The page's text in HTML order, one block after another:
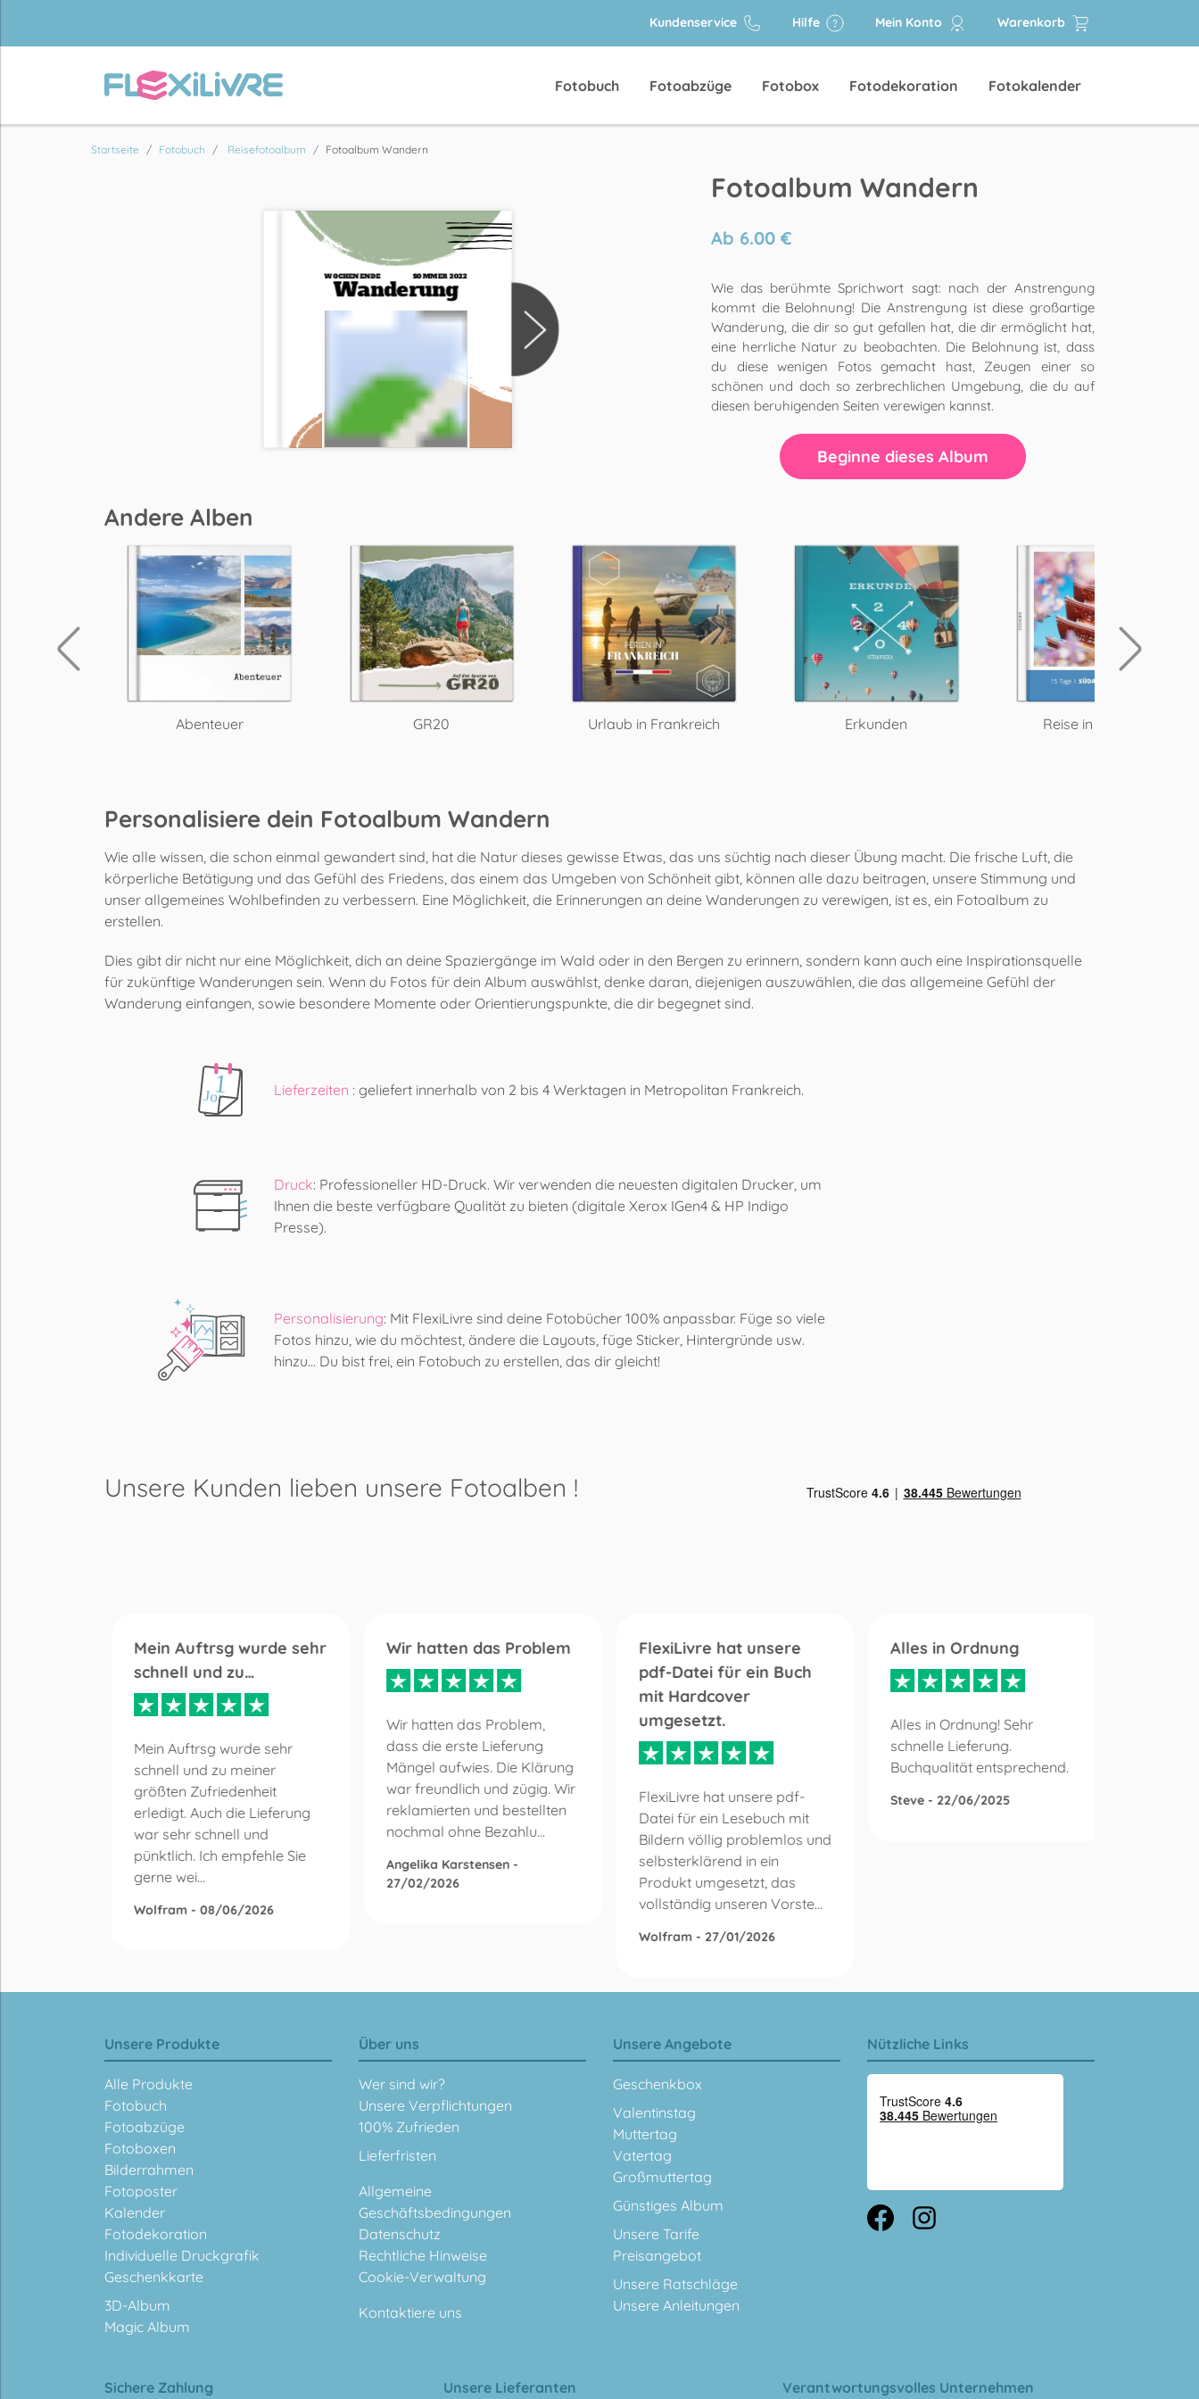
Kundenservice Hilfe Mein Konto Warenkorb
Fotobuch Fotoabzüge Fotobox Fotodekoration Fotokalender
Startseite Fotobuch Reisefotoalbum Fotoalbum Wandern
Fotoalbum Wandern
Ab 6.00 €
Wie das berühmte Sprichwort sagt: nach der Anstrengung
kommt die Belohnung! Die Anstrengung ist diese großartige
Wanderung, die dir so gut gefallen hat, die dir ermöglicht hat,
eine herrliche Natur zu beobachten. Die Belohnung ist, dass
du diese wenigen Fotos gemacht hast, Zeugen einer so
schönen und doch so zerbrechlichen Umgebung, die du auf
diesen beruhigenden Seiten verewigen kannst.
Beginne dieses Album
Andere Alben
Abenteuer GR20 Urlaub in Frankreich Erkunden Reise in Nuancen
Personalisiere dein Fotoalbum Wandern
Wie alle wissen, die schon einmal gewandert sind, hat die Natur dieses gewisse Etwas, das uns süchtig nach dieser Übung macht. Die frische Luft, die
körperliche Betätigung und das Gefühl des Friedens, das einem das Umgeben von Schönheit gibt, können alle dazu beitragen, unsere Stimmung und
unser allgemeines Wohlbefinden zu verbessern. Eine Möglichkeit, die Erinnerungen an deine Wanderungen zu verewigen, ist es, ein Fotoalbum zu
erstellen.
Dies gibt dir nicht nur eine Möglichkeit, dich an deine Spaziergänge im Wald oder in den Bergen zu erinnern, sondern kann auch eine Inspirationsquelle
für zukünftige Wanderungen sein. Wenn du Fotos für dein Album auswählst, denke daran, diejenigen auszuwählen, die das allgemeine Gefühl der
Wanderung einfangen, sowie besondere Momente oder Orientierungspunkte, die dir begegnet sind.
Lieferzeiten : geliefert innerhalb von 2 bis 4 Werktagen in Metropolitan Frankreich.
Druck: Professioneller HD-Druck. Wir verwenden die neuesten digitalen Drucker, um
Ihnen die beste verfügbare Qualität zu bieten (digitale Xerox IGen4 & HP Indigo
Presse).
Personalisierung: Mit FlexiLivre sind deine Fotobücher 100% anpassbar. Füge so viele
Fotos hinzu, wie du möchtest, ändere die Layouts, füge Sticker, Hintergründe usw.
hinzu... Du bist frei, ein Fotobuch zu erstellen, das dir gleicht!
Unsere Kunden lieben unsere Fotoalben !
Mein Auftrsg wurde sehr
schnell und zu…
Mein Auftrsg wurde sehr
schnell und zu meiner
größten Zufriedenheit
erledigt. Auch die Lieferung
war sehr schnell und
pünktlich. Ich empfehle Sie
gerne wei...
Wolfram - 08/06/2026
Wir hatten das Problem
Wir hatten das Problem,
dass die erste Lieferung
Mängel aufwies. Die Klärung
war freundlich und zügig. Wir
reklamierten und bestellten
nochmal ohne Bezahlu...
Angelika Karstensen -
27/02/2026
FlexiLivre hat unsere
pdf-Datei für ein Buch
mit Hardcover
umgesetzt.
FlexiLivre hat unsere pdf-
Datei für ein Lesebuch mit
Bildern völlig problemlos und
selbsterklärend in ein
Produkt umgesetzt, das
vollständig unseren Vorste...
Wolfram - 27/01/2026
Alles in Ordnung
Alles in Ordnung! Sehr
schnelle Lieferung.
Buchqualität entsprechend.
Steve - 22/06/2025
Unsere Produkte
Alle Produkte
Fotobuch
Fotoabzüge
Fotoboxen
Bilderrahmen
Fotoposter
Kalender
Fotodekoration
Individuelle Druckgrafik
Geschenkkarte
3D-Album
Magic Album
Über uns
Wer sind wir?
Unsere Verpflichtungen
100% Zufrieden
Lieferfristen
Allgemeine
Geschäftsbedingungen
Datenschutz
Rechtliche Hinweise
Cookie-Verwaltung
Kontaktiere uns
Unsere Angebote
Geschenkbox
Valentinstag
Muttertag
Vatertag
Großmuttertag
Günstiges Album
Unsere Tarife
Preisangebot
Unsere Ratschläge
Unsere Anleitungen
Nützliche Links
Sichere Zahlung Unsere Lieferanten Verantwortungsvolles Unternehmen